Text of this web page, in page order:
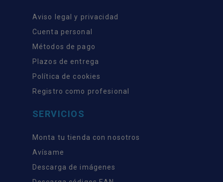
Aviso legal y privacidad
Cuenta personal
Métodos de pago
Plazos de entrega
Política de cookies
Registro como profesional
SERVICIOS
Monta tu tienda con nosotros
Avísame
Descarga de imágenes